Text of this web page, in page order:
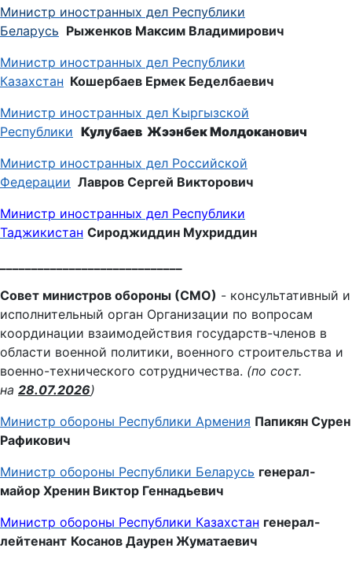
Министр иностранных дел Республики
Беларусь Рыженков Максим Владимирович
Министр иностранных дел Республики
Казахстан Кошербаев Ермек Беделбаевич
Министр иностранных дел Кыргызской
Республики Кулубаев Жээнбек Молдоканович
Министр иностранных дел Российской
Федерации Лавров Сергей Викторович
Министр иностранных дел Республики
Таджикистан Сироджиддин Мухриддин
Совет министров обороны (СМО) - консультативный и
исполнительный орган Организации по вопросам
координации взаимодействия государств-членов в
области военной политики, военного строительства и
военно-технического сотрудничества. (по сост.
на 28.07.2026)
Министр обороны Республики Армения Папикян Сурен
Рафикович
Министр обороны Республики Беларусь генерал-
майор Хренин Виктор Геннадьевич
Министр обороны Республики Казахстан генерал-
лейтенант Косанов Даурен Жуматаевич